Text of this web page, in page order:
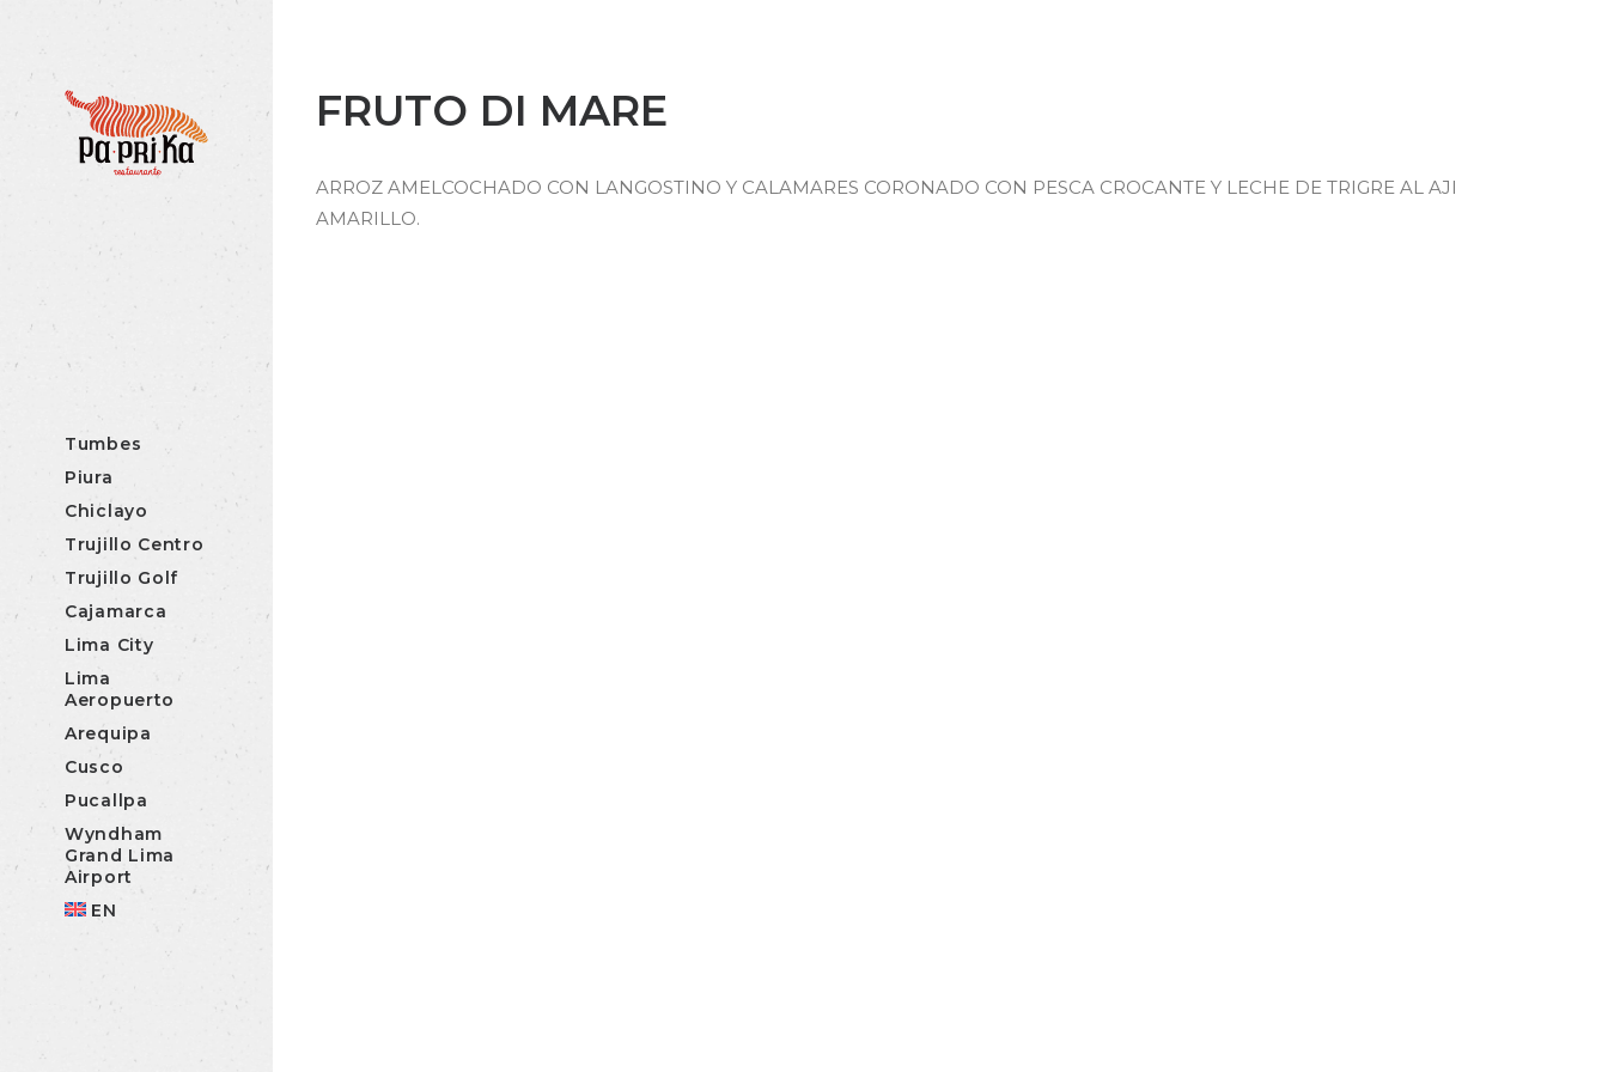
Tumbes
Piura
Chiclayo
Trujillo Centro
Trujillo Golf
Cajamarca
Lima City
Lima
Aeropuerto
Arequipa
Cusco
Pucallpa
Wyndham
Grand Lima
Airport
EN
FRUTO DI MARE
ARROZ AMELCOCHADO CON LANGOSTINO Y CALAMARES CORONADO CON PESCA CROCANTE Y LECHE DE TRIGRE AL AJI
AMARILLO.